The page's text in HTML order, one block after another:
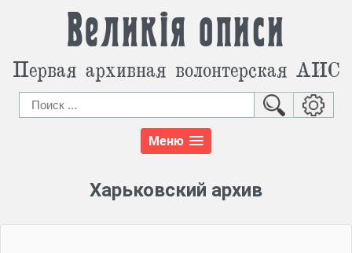
Великія описи
Первая архивная волонтерская АИС
Меню
Харьковский архив